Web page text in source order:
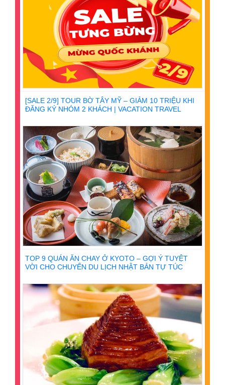
[SALE 2/9] TOUR BỜ TÂY MỸ – GIẢM 10 TRIỆU KHI
ĐĂNG KÝ NHÓM 2 KHÁCH | VACATION TRAVEL
TOP 9 QUÁN ĂN CHAY Ở KYOTO – GỢI Ý TUYỆT
VỜI CHO CHUYẾN DU LỊCH NHẬT BẢN TỰ TÚC